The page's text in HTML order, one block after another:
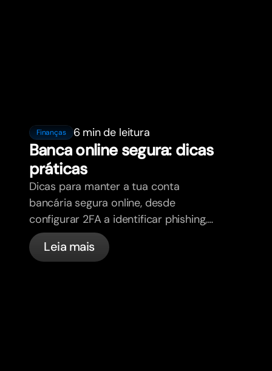
Finanças 6 min de leitura
Banca online segura: dicas
práticas
Dicas para manter a tua conta
bancária segura online, desde
configurar 2FA a identificar phishing,
controlar os teus cartões e saber o
que a bunq trata automaticamente.
Leia mais